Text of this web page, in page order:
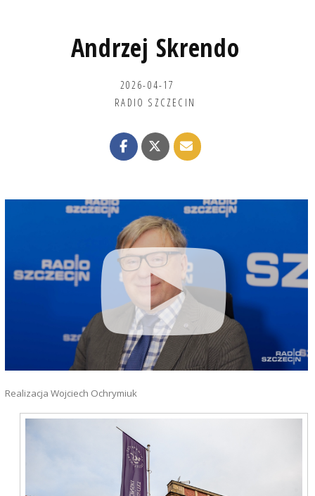
Andrzej Skrendo
2026-04-17
RADIO SZCZECIN
Realizacja Wojciech Ochrymiuk